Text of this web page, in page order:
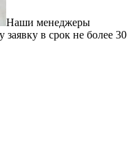
Наши менеджеры
в срок не более 30